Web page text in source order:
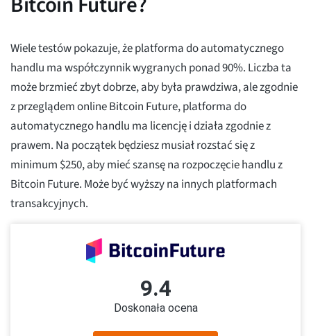
Wiele testów pokazuje, że platforma do automatycznego
handlu ma współczynnik wygranych ponad 90%. Liczba ta
może brzmieć zbyt dobrze, aby była prawdziwa, ale zgodnie
z przeglądem online Bitcoin Future, platforma do
automatycznego handlu ma licencję i działa zgodnie z
prawem. Na początek będziesz musiał rozstać się z
minimum $250, aby mieć szansę na rozpoczęcie handlu z
Bitcoin Future. Może być wyższy na innych platformach
transakcyjnych.
9.4
Doskonała ocena